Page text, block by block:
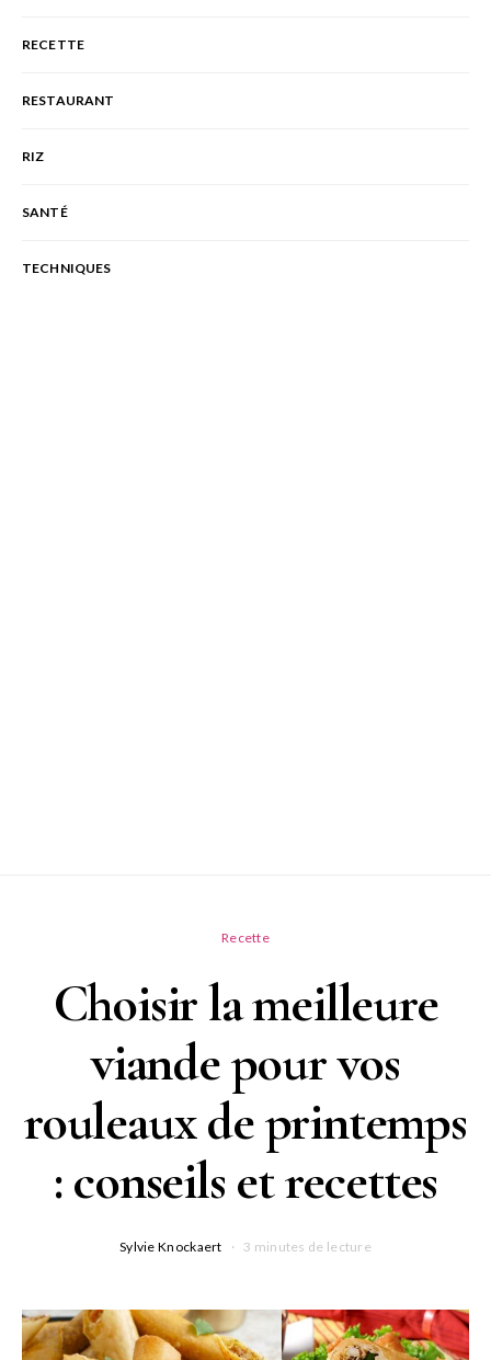
RECETTE
RESTAURANT
RIZ
SANTÉ
TECHNIQUES
Recette
Choisir la meilleure
viande pour vos
rouleaux de printemps
: conseils et recettes
Sylvie Knockaert 3 minutes de lecture